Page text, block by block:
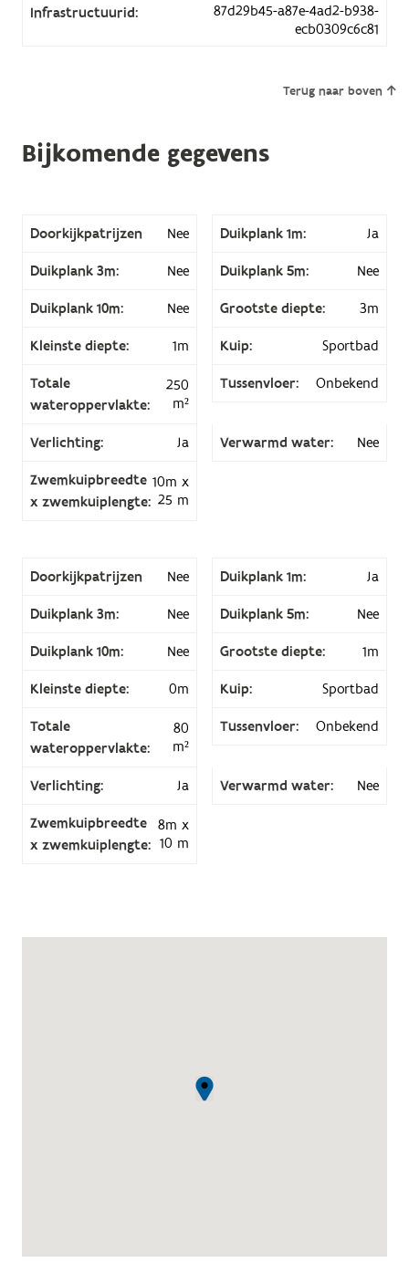
Infrastructuurid:
87d29b45-a87e-4ad2-b938-
ecb0309c6c81
Terug naar boven
Bijkomende gegevens
Doorkijkpatrijzen Nee Duikplank 1m: Ja
Duikplank 3m: Nee Duikplank 5m: Nee
Duikplank 10m: Nee Grootste diepte: 3m
Kleinste diepte: 1m Kuip: Sportbad
Totale
wateroppervlakte:
250
m²
Tussenvloer: Onbekend
Verlichting: Ja Verwarmd water: Nee
Zwemkuipbreedte
x zwemkuiplengte:
10m x
25 m
Doorkijkpatrijzen Nee Duikplank 1m: Ja
Duikplank 3m: Nee Duikplank 5m: Nee
Duikplank 10m: Nee Grootste diepte: 1m
Kleinste diepte: 0m Kuip: Sportbad
Totale
wateroppervlakte:
80
m²
Tussenvloer: Onbekend
Verlichting: Ja Verwarmd water: Nee
Zwemkuipbreedte
x zwemkuiplengte:
8m x
10 m